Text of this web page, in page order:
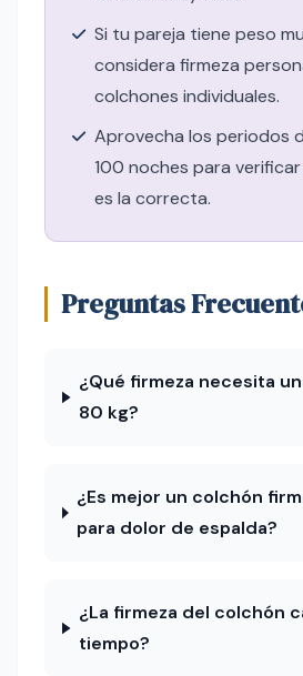
Si tu pareja tiene peso
considera firmeza
colchones individuales.
Aprovecha los periodos
100 noches para
es la correcta.
Preguntas
¿Qué firmeza necesita
80 kg?
¿Es mejor un colchón
para dolor de espalda?
¿La firmeza del colchón
tiempo?